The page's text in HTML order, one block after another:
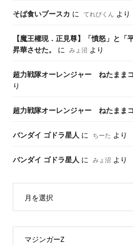
そば食いブースカ に てれびくん より
【魔王權現．正見尊】「憤怒」と「
昇華させた。
に みょ沼 より
超力戦隊オーレンジャー ねたまま
り
超力戦隊オーレンジャー ねたまま
バンダイ ゴドラ星人 に ちーた より
バンダイ ゴドラ星人 に みょ沼 より
月を選択
マジンガーZ